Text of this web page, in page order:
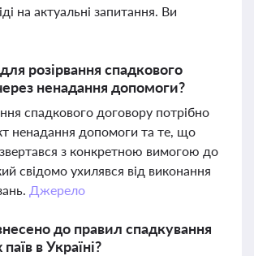
на актуальні запитання. Ви
розірвання спадкового
ненадання допомоги?
спадкового договору потрібно
ненадання допомоги та те, що
з конкретною вимогою до
свідомо ухилявся від виконання
Джерело
до правил спадкування
в Україні?